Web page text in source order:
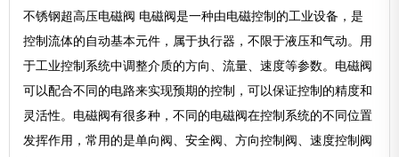
不锈钢超高压电磁阀 电磁阀是一种由电磁控制的工业设备，是
控制流体的自动基本元件，属于执行器，不限于液压和气动。用
于工业控制系统中调整介质的方向、流量、速度等参数。电磁阀
可以配合不同的电路来实现预期的控制，可以保证控制的精度和
灵活性。电磁阀有很多种，不同的电磁阀在控制系统的不同位置
发挥作用，常用的是单向阀、安全阀、方向控制阀、速度控制阀